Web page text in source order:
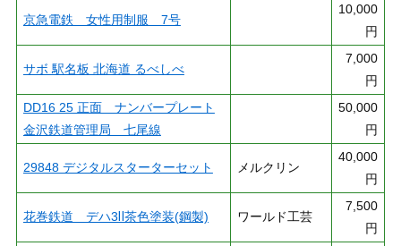
京急電鉄 女性用制服 7号
10,000
円
サボ 駅名板 北海道 るべしべ
7,000
円
DD16 25 正面 ナンバープレート
金沢鉄道管理局 七尾線
50,000
円
29848 デジタルスターターセット メルクリン
40,000
円
花巻鉄道 デハ3Ⅱ茶色塗装(鋼製) ワールド工芸
7,500
円